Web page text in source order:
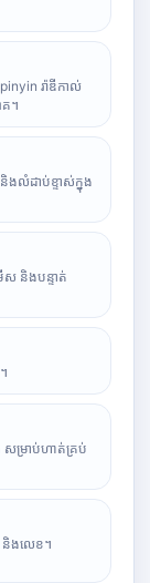
រ៉ាឌីកាល់
គ។
ងលំដាប់ខ្ទាស់ក្នុង
ស និងបន្ទាត់
សម្រាប់ហាត់គ្រប់
និងលេខ។